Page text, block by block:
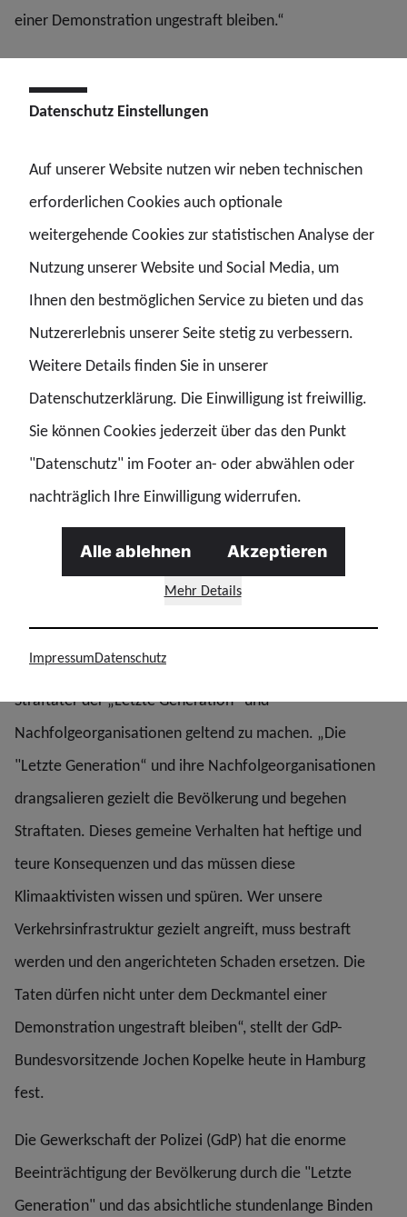
einer Demonstration ungestraft bleiben.“
Pressemitteilung der
vom 26.11.2025:
GdP zu Hamburger Urteil gegen "Letzte Generation"
GdP begrüßt teures Urteil gegen "Letzte
Generation"
Hamburg. Die Blockade des Hamburger Flughafens hat
finanzielle Folgen für die beteiligten Aktivisten der
„Letzte Generation„, so urteilte das Landgericht
Hamburg gestern und stellte fest, dass die "Letzte
Generation“ ihren Protest nutzte, um bewusst rechtliche
Grenzen zu überschreiten. Deshalb müssen die Täter
Luftfahrtunternehmen leisten.
Die Gewerkschaft der Polizei (GdP) begrüßt das Urteil des
Landgerichts und fordert, auch für die Polizeieinsätze
bundesweit und konsequent Kostenersatz gegen die
Straftäter der „Letzte Generation“ und
Nachfolgeorganisationen geltend zu machen. „Die
"Letzte Generation“ und ihre Nachfolgeorganisationen
drangsalieren gezielt die Bevölkerung und begehen
Straftaten. Dieses gemeine Verhalten hat heftige und
teure Konsequenzen und das müssen diese
Klimaaktivisten wissen und spüren. Wer unsere
Verkehrsinfrastruktur gezielt angreift, muss bestraft
werden und den angerichteten Schaden ersetzen. Die
Taten dürfen nicht unter dem Deckmantel einer
Demonstration ungestraft bleiben“, stellt der GdP-
Bundesvorsitzende Jochen Kopelke heute in Hamburg
fest.
Die Gewerkschaft der Polizei (GdP) hat die enorme
Beeinträchtigung der Bevölkerung durch die "Letzte
Generation" und das absichtliche stundenlange Binden
Datenschutz Einstellungen
Auf unserer Website nutzen wir neben technischen
erforderlichen Cookies auch optionale
weitergehende Cookies zur statistischen Analyse der
Nutzung unserer Website und Social Media, um
Ihnen den bestmöglichen Service zu bieten und das
Nutzererlebnis unserer Seite stetig zu verbessern.
Weitere Details finden Sie in unserer
Datenschutzerklärung. Die Einwilligung ist freiwillig.
Sie können Cookies jederzeit über das den Punkt
"Datenschutz" im Footer an- oder abwählen oder
nachträglich Ihre Einwilligung widerrufen.
Mehr Details
Alle ablehnen Akzeptieren
ImpressumDatenschutz